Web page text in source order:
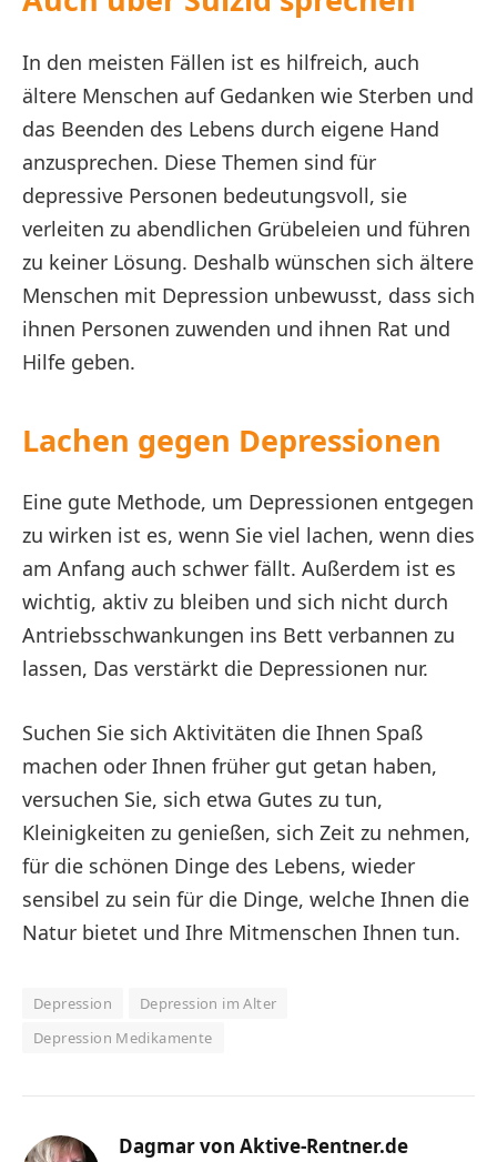
In den meisten Fällen ist es hilfreich, auch
ältere Menschen auf Gedanken wie Sterben und
das Beenden des Lebens durch eigene Hand
anzusprechen. Diese Themen sind für
depressive Personen bedeutungsvoll, sie
verleiten zu abendlichen Grübeleien und führen
zu keiner Lösung. Deshalb wünschen sich ältere
Menschen mit Depression unbewusst, dass sich
ihnen Personen zuwenden und ihnen Rat und
Hilfe geben.
Lachen gegen Depressionen
Eine gute Methode, um Depressionen entgegen
zu wirken ist es, wenn Sie viel lachen, wenn dies
am Anfang auch schwer fällt. Außerdem ist es
wichtig, aktiv zu bleiben und sich nicht durch
Antriebsschwankungen ins Bett verbannen zu
lassen, Das verstärkt die Depressionen nur.
Suchen Sie sich Aktivitäten die Ihnen Spaß
machen oder Ihnen früher gut getan haben,
versuchen Sie, sich etwa Gutes zu tun,
Kleinigkeiten zu genießen, sich Zeit zu nehmen,
für die schönen Dinge des Lebens, wieder
sensibel zu sein für die Dinge, welche Ihnen die
Natur bietet und Ihre Mitmenschen Ihnen tun.
Depression
Depression im Alter
Depression Medikamente
Dagmar von Aktive-Rentner.de